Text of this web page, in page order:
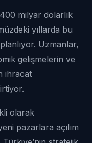
milyar dolarlık
yıllarda bu
Uzmanlar,
gelişmelerin ve
ihracat
olarak
pazarlara açılım